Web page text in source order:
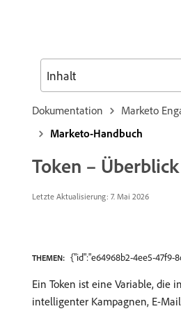
Dokumentation
Marketo
Marketo-Handbuch
Token – Überblick
Letzte Aktualisierung: 7. Mai 2026
THEMEN: {"id":"e64968b2-4ee5-47f9-
Ein Token ist eine Variable, die
intelligenter Kampagnen, E-
Inhalt